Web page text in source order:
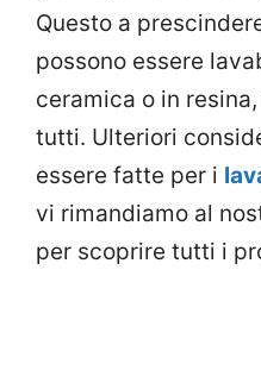
Questo a
possono essere
ceramica o in
tutti. Ulteriori
essere fatte per i
vi rimandiamo al
per scoprire tutti i